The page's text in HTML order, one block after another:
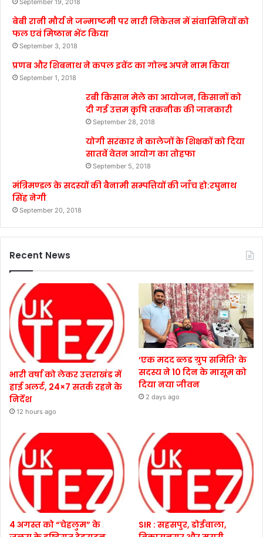
बेबी रानी मौर्य ने जन्माष्टमी पर नारी निकेतन में संवासिनियों को
फल एवं मिष्ठान भेंट किया
September 3, 2018
प्रणब और शिबनाथ ने कपल इवेंट का गोल्ड अपने नाम किया
September 1, 2018
रबी किसान मेले का आयोजन, किसानों को
दी गई उत्तम कृषि तकनीक की जानकारी
September 28, 2018
योगी सरकार ने कालेजों के शिक्षकों को दिया
सातवें वेतन आयोग का तोहफा
September 5, 2018
मंत्रिमण्डल के सदस्यों की बैनामी सम्पत्तियों की जाँच हो:रघुनाथ
सिंह नेगी
September 20, 2018
Recent News
भारी वर्षा को लेकर उत्तराखंड में
हाई अलर्ट, 24×7 सतर्क रहने के
निर्देश
12 hours ago
‘एक मदद ब्लड ग्रुप समिति’ के
सदस्य ने 10 दिन के मासूम को
दिया नया जीवन
2 days ago
4 अगस्त को “चेहलुम” के
SIR : सहसपुर, डोईवाला,